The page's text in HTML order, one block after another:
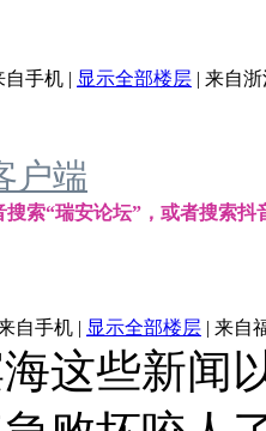
自手机 | 显示全部楼层 | 来自浙
户端
索“瑞安论坛”，或者搜索抖
自手机 | 显示全部楼层 | 来自
这些新闻